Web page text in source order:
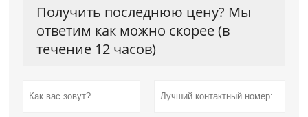
Получить последнюю цену? Мы
ответим как можно скорее (в
течение 12 часов)